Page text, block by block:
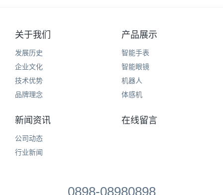
关于我们
发展历史
企业文化
技术优势
品牌理念
产品展示
智能手表
智能眼镜
机器人
体感机
新闻资讯
公司动态
行业新闻
在线留言
0898-08980898